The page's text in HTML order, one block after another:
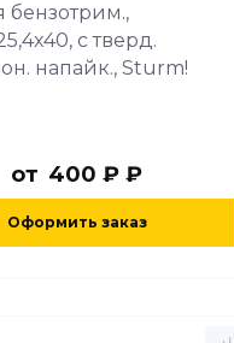
бензотрим.,
с тверд.
напайк., Sturm!
от 400 ₽ ₽
Оформить заказ